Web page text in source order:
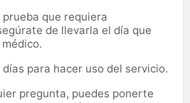
prueba que requiera
de llevarla el día que
para hacer uso del servicio.
pregunta, puedes ponerte